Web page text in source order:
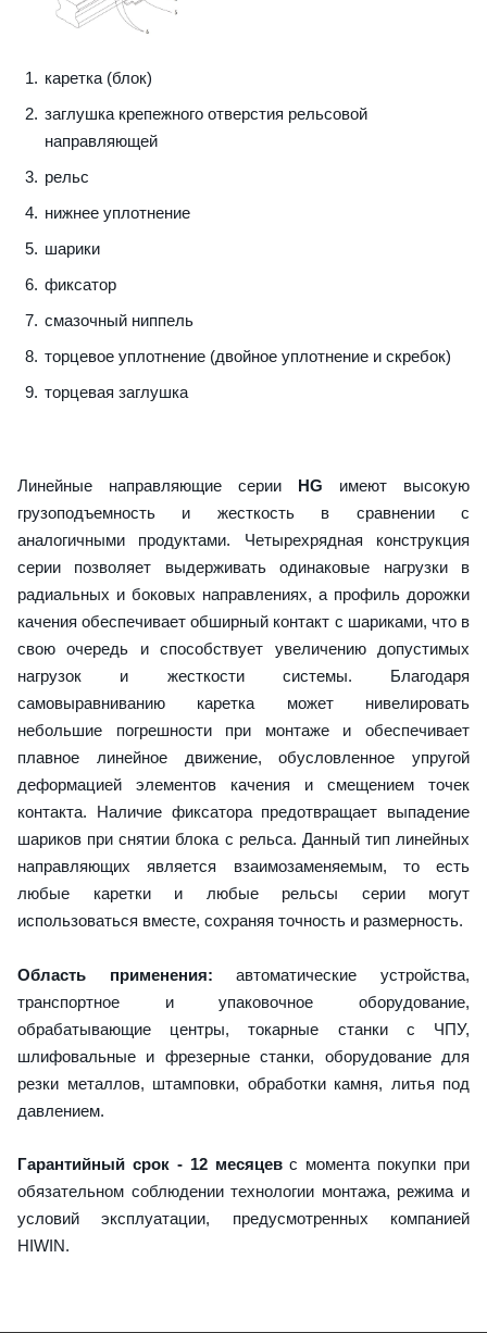
каретка (блок)
заглушка крепежного отверстия рельсовой
направляющей
рельс
нижнее уплотнение
шарики
фиксатор
смазочный ниппель
торцевое уплотнение (двойное уплотнение и скребок)
торцевая заглушка
Линейные направляющие серии HG имеют высокую
грузоподъемность и жесткость в сравнении с
аналогичными продуктами. Четырехрядная конструкция
серии позволяет выдерживать одинаковые нагрузки в
радиальных и боковых направлениях, а профиль дорожки
качения обеспечивает обширный контакт с шариками, что в
свою очередь и способствует увеличению допустимых
нагрузок и жесткости системы. Благодаря
самовыравниванию каретка может нивелировать
небольшие погрешности при монтаже и обеспечивает
плавное линейное движение, обусловленное упругой
деформацией элементов качения и смещением точек
контакта. Наличие фиксатора предотвращает выпадение
шариков при снятии блока с рельса. Данный тип линейных
направляющих является взаимозаменяемым, то есть
любые каретки и любые рельсы серии могут
использоваться вместе, сохраняя точность и размерность.
Область применения: автоматические устройства,
транспортное и упаковочное оборудование,
обрабатывающие центры, токарные станки с ЧПУ,
шлифовальные и фрезерные станки, оборудование для
резки металлов, штамповки, обработки камня, литья под
давлением.
Гарантийный срок - 12 месяцевс момента покупки при
обязательном соблюдении технологии монтажа, режима и
условий эксплуатации, предусмотренных компанией
HIWIN.